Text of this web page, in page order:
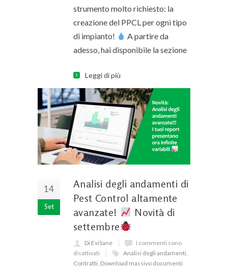
strumento molto richiesto: la
creazione del PPCL per ogni tipo
di impianto!
A partire da
adesso, hai disponibile la sezione
Leggi di più
14
Set
Analisi degli andamenti di
Pest Control altamente
avanzate!
Novità di
settembre
Di EviSane
I commenti sono
disattivati
Analisi degli andamenti,
Contratti, Download massivo documenti